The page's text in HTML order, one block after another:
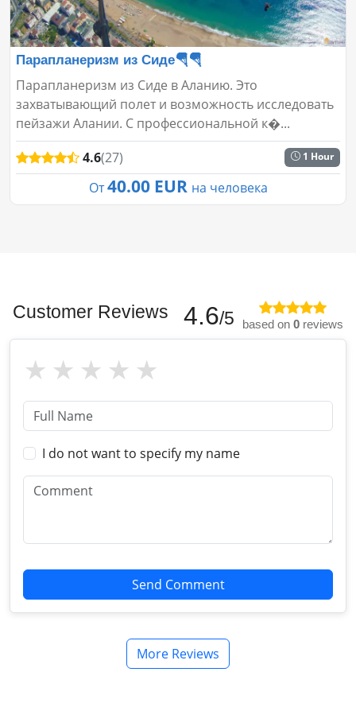
Парапланеризм из Сиде🪂🪂
Парапланеризм из Сиде в Аланию. Это
захватывающий полет и возможность исследовать
пейзажи Алании. С профессиональной к�...
4.6(27) 1 Hour
От 40.00 EUR на человека
Customer Reviews 4.6/5 based on 0 reviews
I do not want to specify my name
Send Comment
More Reviews